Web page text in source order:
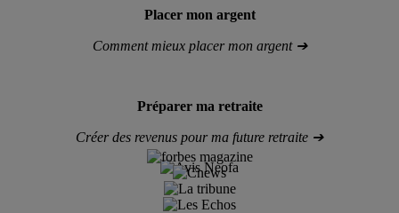
Placer mon argent
Comment mieux placer mon argent ➔
Préparer ma retraite
Créer des revenus pour ma future retraite ➔